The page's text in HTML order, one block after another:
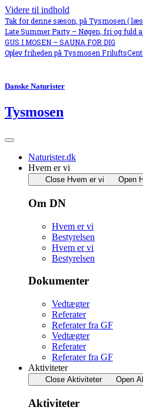
Videre til indhold
Tak for denne sæson, på Tysmosen (
Late Summer Party – Nøgen, fri og fuld
GUS I MOSEN – SAUNA FOR DIG
Oplev friheden på Tysmosen
Danske Naturister
Tysmosen
Naturister.dk
Hvem er vi
Close Hvem er vi Open
Om DN
Hvem er vi
Bestyrelsen
Hvem er vi
Bestyrelsen
Dokumenter
Vedtægter
Referater
Referater fra GF
Vedtægter
Referater
Referater fra GF
Aktiviteter
Close Aktiviteter Open
Aktiviteter